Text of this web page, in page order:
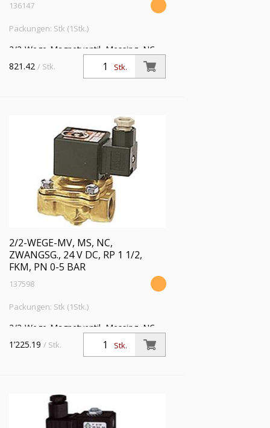
136147
Packungen: Stk (1Stk.)
2/2-Wege-Magnetventil, Messing, NC,
zwangsgesteuert, 24 V DC, Rp 1 1/2,
NBR, Mediumstemperatur -20 °C bis 85
Stk.
821.42 / Stk.
2/2-WEGE-MV, MS, NC,
ZWANGSG., 24 V DC, RP 1 1/2,
FKM, PN 0-5 BAR
137598
Packungen: Stk (1Stk.)
2/2-Wege-Magnetventil, Messing, NC,
zwangsgesteuert, 24 V DC, Rp 1 1/2,
FKM, Mediumstemperatur -20 °C bis
Stk.
1’225.19 / Stk.